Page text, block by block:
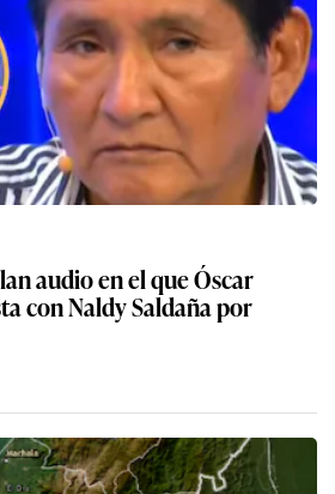
audio en el que Óscar
con Naldy Saldaña por